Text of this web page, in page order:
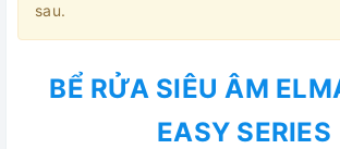
sau.
BỂ RỬA SIÊU ÂM
EASY SERIES